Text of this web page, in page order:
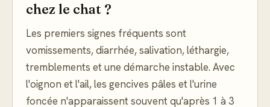
chez le chat ?
Les premiers signes fréquents sont
vomissements, diarrhée, salivation, léthargie,
tremblements et une démarche instable. Avec
l'oignon et l'ail, les gencives pâles et l'urine
foncée n'apparaissent souvent qu'après 1 à 3